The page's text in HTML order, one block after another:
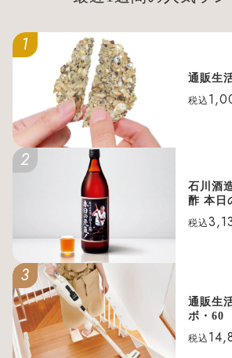
1
通販生
税込
2
石川酒
酢 本日
税込
3
通販生
ボ・60
税込